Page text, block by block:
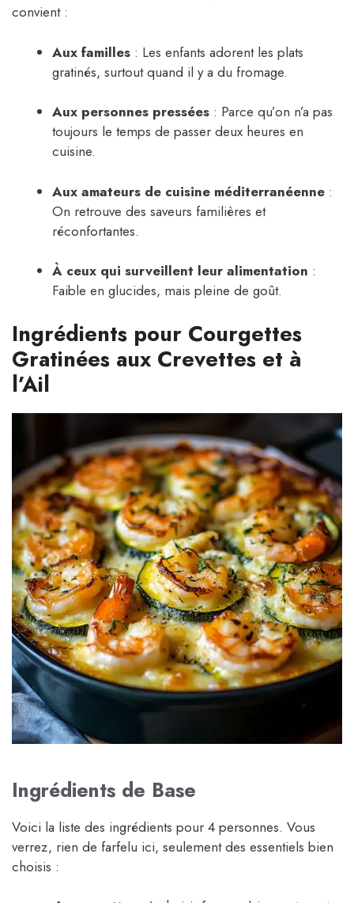
convient :
Aux familles : Les enfants adorent les plats
gratinés, surtout quand il y a du fromage.
Aux personnes pressées : Parce qu’on n’a pas
toujours le temps de passer deux heures en
cuisine.
Aux amateurs de cuisine méditerranéenne :
On retrouve des saveurs familières et
réconfortantes.
À ceux qui surveillent leur alimentation :
Faible en glucides, mais pleine de goût.
Ingrédients pour Courgettes
Gratinées aux Crevettes et à
l’Ail
Ingrédients de Base
Voici la liste des ingrédients pour 4 personnes. Vous
verrez, rien de farfelu ici, seulement des essentiels bien
choisis :